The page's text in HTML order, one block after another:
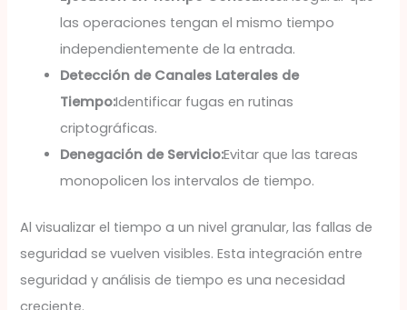
las operaciones tengan el mismo tiempo
independientemente de la entrada.
Detección de Canales Laterales de
Tiempo:Identificar fugas en rutinas
criptográficas.
Denegación de Servicio:Evitar que las tareas
monopolicen los intervalos de tiempo.
Al visualizar el tiempo a un nivel granular, las fallas de
seguridad se vuelven visibles. Esta integración entre
seguridad y análisis de tiempo es una necesidad